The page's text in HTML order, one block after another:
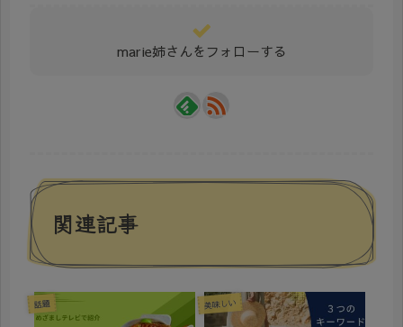
marie姉さんをフォローする
関連記事
話題 美味しい